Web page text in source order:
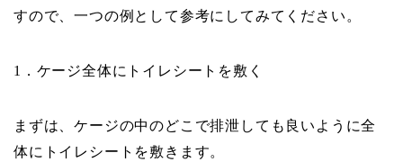
すので、一つの例として参考にしてみてください。
1 ．ケージ全体にトイレシートを敷く
まずは、ケージの中のどこで排泄しても良いように全
体にトイレシートを敷きます。